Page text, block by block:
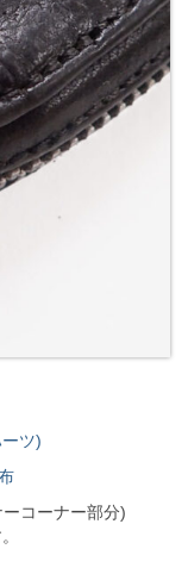
ツ)
ーコーナー部分)